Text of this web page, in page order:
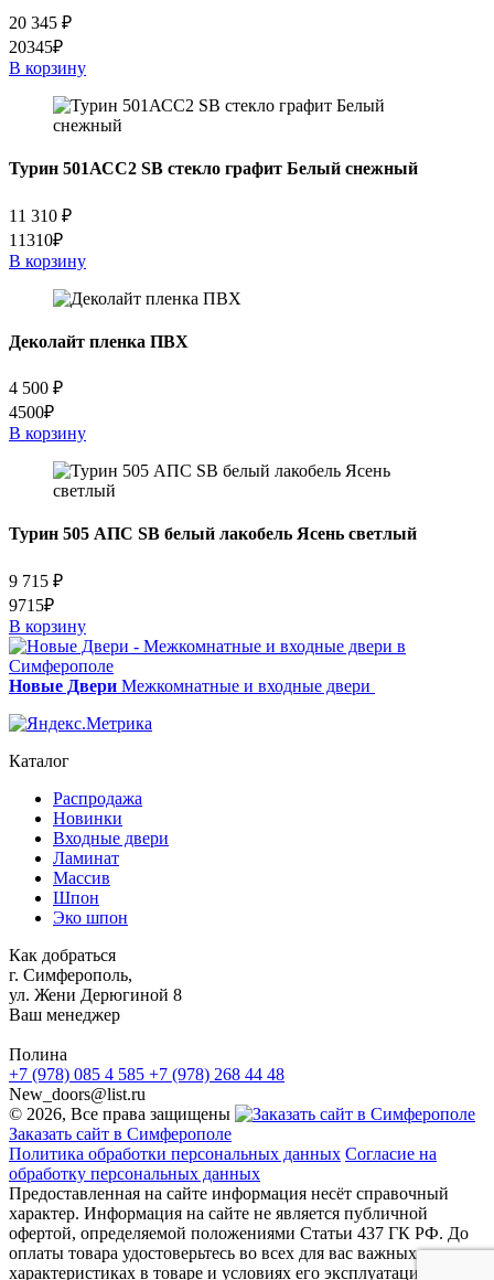
20 345 ₽
20345₽
В корзину
Турин 501АСС2 SB стекло графит Белый снежный
11 310 ₽
11310₽
В корзину
Деколайт пленка ПВХ
4 500 ₽
4500₽
В корзину
Турин 505 АПС SB белый лакобель Ясень светлый
9 715 ₽
9715₽
В корзину
Новые Двери Межкомнатные и входные двери
Каталог
Распродажа
Новинки
Входные двери
Ламинат
Массив
Шпон
Эко шпон
Как добраться
г. Симферополь,
ул. Жени Дерюгиной 8
Ваш менеджер
Полина
+7 (978) 085 4 585 +7 (978) 268 44 48
New_doors@list.ru
© 2026, Все права защищены
Заказать сайт в Симферополе
Политика обработки персональных данных Согласие на
обработку персональных данных
Предоставленная на сайте информация несёт справочный
характер. Информация на сайте не является публичной
офертой, определяемой положениями Статьи 437 ГК РФ. До
оплаты товара удостоверьтесь во всех для вас важных
характеристиках в товаре и условиях его эксплуатации.